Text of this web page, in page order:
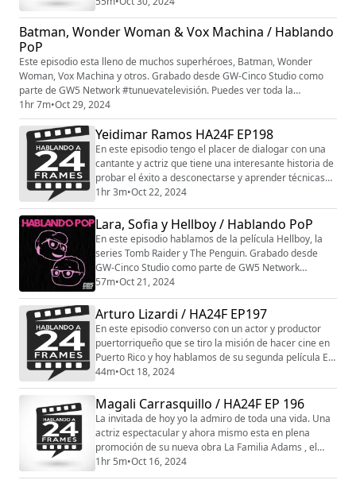
en instagram @gw_cinco Patreon:
patreon.com/gw5network patreon.com/hablandopop
Batman, Wonder Woman & Vox Machina / Hablando
PoP
Este episodio esta lleno de muchos superhéroes, Batman, Wonder
Woman, Vox Machina y otros. Grabado desde GW-Cinco Studio como
parte de GW5 Network #tunuevatelevisión. Puedes ver toda la
programación en www.gwcinco.com. siguenos en instagram @gw_cinco
Patreon: patreon.com/gw5network patreon.com/hablandopop
1hr 7m•Oct 29, 2024
Yeidimar Ramos HA24F EP198
En este episodio tengo el placer de dialogar con una
cantante y actriz que tiene una interesante historia de
probar el éxito a desconectarse y aprender técnicas
que hoy en día la ayudan a desarrollar su talento para
ser una de las actrices de la puesta en escena de La
Familia Adams el musical. Espero que se disfruten
esta conversación con Yeidimar Ramos. Grabado
desde GW-Cinco Studio como parte...
1hr 3m•Oct 22, 2024
Lara, Sofia y Hellboy / Hablando PoP
En este episodio hablamos de la película Hellboy, la
series Tomb Raider y The Penguin. Grabado desde
GW-Cinco Studio como parte de GW5 Network
#tunuevatelevisión. Puedes ver toda la programación
en www.gwcinco.com. siguenos en instagram
@gw_cinco Patreon: patreon.com/gw5network
patreon.com/hablandopop
57m•Oct 21, 2024
Arturo Lizardi / HA24F EP197
En este episodio converso con un actor y productor
puertorriqueño que se tiro la misión de hacer cine en
Puerto Rico y hoy hablamos de su segunda película El
Episodio ya en los cines de PR. Disfruten de esta
conversación con Arturo Lizardi. Grabado desde GW-
Cinco Studio como parte de GW5 Network
#tunuevatelevisión. Puedes ver toda la programación
en www.gwcinco.com. siguenos en instagram
@gw_ci...
44m•Oct 18, 2024
Magali Carrasquillo / HA24F EP 196
La invitada de hoy yo la admiro de toda una vida. Una
actriz espectacular y ahora mismo esta en plena
promoción de su nueva obra La Familia Adams , el
musical de Broadway donde comparte tablas con
grandes de la actuación pero en especial con su hijo
1hr 5m•Oct 16, 2024